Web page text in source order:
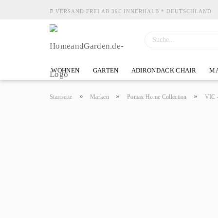
VERSAND FREI AB 39€ INNERHALB * DEUTSCHLAND
WOHNEN GARTEN ADIRONDACK CHAIR
Startseite » Marken » Pomax Home Collection » VIC